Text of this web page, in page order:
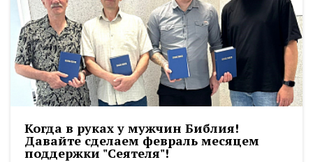
Когда в руках у мужчин Библия!
Давайте сделаем февраль месяцем
поддержки "Сеятеля"!